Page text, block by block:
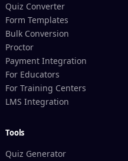
Quiz Converter
Form Templates
Bulk Conversion
Proctor
Payment Integration
For Educators
For Training Centers
LMS Integration
Tools
Quiz Generator